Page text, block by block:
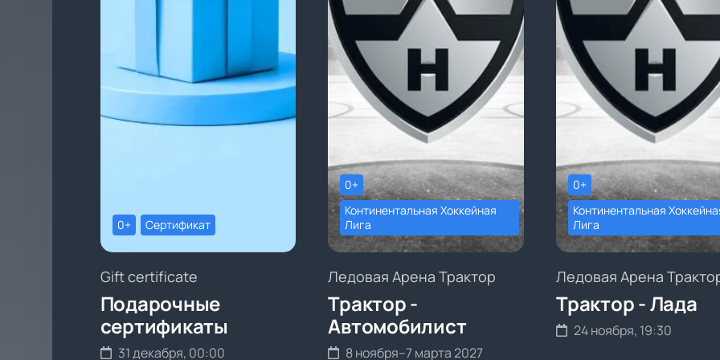
0+ Сертификат
Gift certificate
Подарочные
сертификаты
31 декабря, 00:00
0+
Континентальная Хоккейная
Лига
Ледовая Арена Трактор
Трактор -
Автомобилист
8 ноября–7 марта 2027
0+
Континентальная
Лига
Ледовая Арена
Трактор - Лада
24 ноября, 19:30